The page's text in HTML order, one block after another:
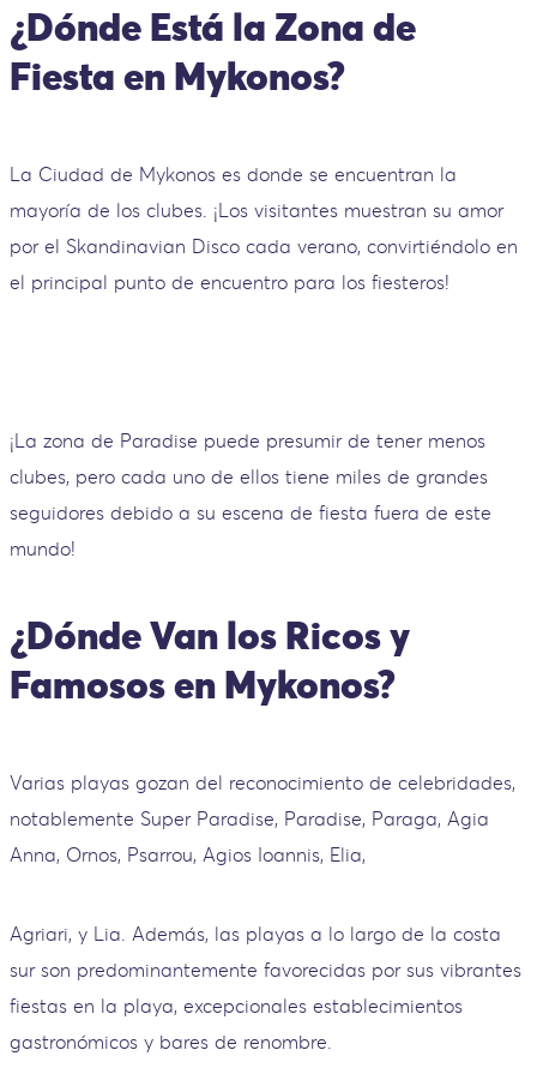
¿Dónde Está la Zona de
Fiesta en Mykonos?
La Ciudad de Mykonos es donde se encuentran la
mayoría de los clubes. ¡Los visitantes muestran su amor
por el Skandinavian Disco cada verano, convirtiéndolo en
el principal punto de encuentro para los fiesteros!
¡La zona de Paradise puede presumir de tener menos
clubes, pero cada uno de ellos tiene miles de grandes
seguidores debido a su escena de fiesta fuera de este
mundo!
¿Dónde Van los Ricos y
Famosos en Mykonos?
Varias playas gozan del reconocimiento de celebridades,
notablemente Super Paradise, Paradise, Paraga, Agia
Anna, Ornos, Psarrou, Agios Ioannis, Elia,
Agriari, y Lia. Además, las playas a lo largo de la costa
sur son predominantemente favorecidas por sus vibrantes
fiestas en la playa, excepcionales establecimientos
gastronómicos y bares de renombre.